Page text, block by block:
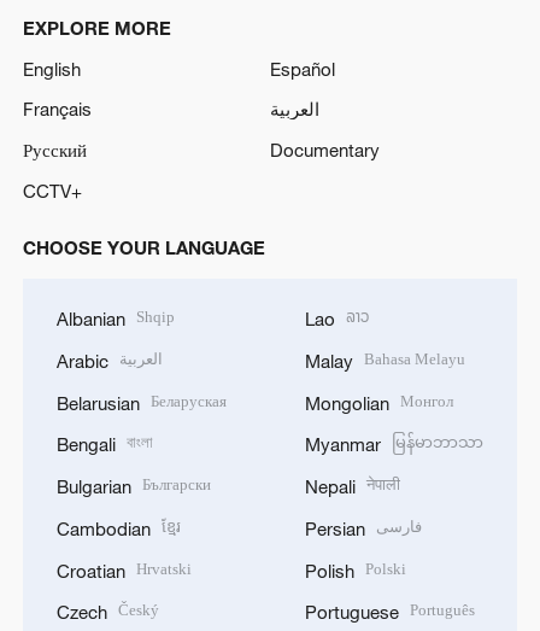
EXPLORE MORE
English
Español
Français
العربية
Русский
Documentary
CCTV+
CHOOSE YOUR LANGUAGE
Albanian Shqip
Arabic العربية
Belarusian Беларуская
Bengali বাংলা
Bulgarian Български
Cambodian ខ្មែរ
Croatian Hrvatski
Czech Český
Lao ລາວ
Malay Bahasa Melayu
Mongolian Монгол
Myanmar မြန်မာဘာသာ
Nepali नेपाली
Persian فارسی
Polish Polski
Portuguese Português